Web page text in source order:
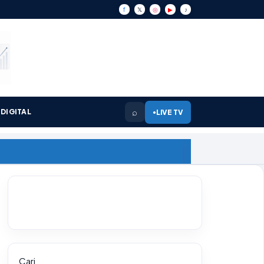
f 𝕏 ◎ ▶ ♪
⌕ ●LIVE TV
Cari